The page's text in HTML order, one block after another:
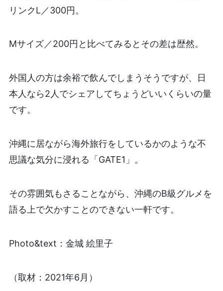
リンクL／300円。
Mサイズ／200円と比べてみるとその差は歴然。
外国人の方は余裕で飲んでしまうそうですが、日
本人なら2人でシェアしてちょうどいいくらいの量
です。
沖縄に居ながら海外旅行をしているかのような不
思議な気分に浸れる「GATE1」。
その雰囲気もさることながら、沖縄のB級グルメを
語る上で欠かすことのできない一軒です。
Photo&text：金城 絵里子
（取材：2021年6月）